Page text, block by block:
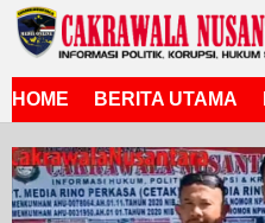
Lewati
ke
HOME
BERITA UTAMA